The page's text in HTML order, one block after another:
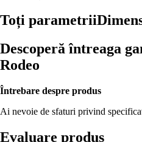
Toți parametrii
Descoperă întreaga
Rodeo
Întrebare despre produs
Ai nevoie de sfaturi privind
Evaluare produs